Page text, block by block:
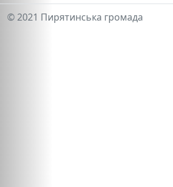
© 2021 Пирятинська громада